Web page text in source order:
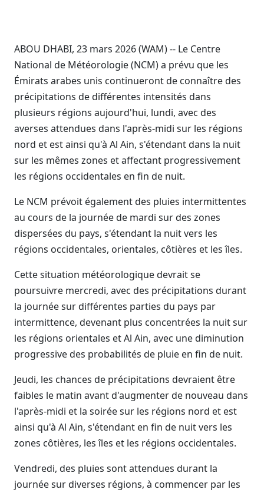
ABOU DHABI, 23 mars 2026 (WAM) -- Le Centre
National de Météorologie (NCM) a prévu que les
Émirats arabes unis continueront de connaître des
précipitations de différentes intensités dans
plusieurs régions aujourd'hui, lundi, avec des
averses attendues dans l'après-midi sur les régions
nord et est ainsi qu'à Al Ain, s'étendant dans la nuit
sur les mêmes zones et affectant progressivement
les régions occidentales en fin de nuit.
Le NCM prévoit également des pluies intermittentes
au cours de la journée de mardi sur des zones
dispersées du pays, s'étendant la nuit vers les
régions occidentales, orientales, côtières et les îles.
Cette situation météorologique devrait se
poursuivre mercredi, avec des précipitations durant
la journée sur différentes parties du pays par
intermittence, devenant plus concentrées la nuit sur
les régions orientales et Al Ain, avec une diminution
progressive des probabilités de pluie en fin de nuit.
Jeudi, les chances de précipitations devraient être
faibles le matin avant d'augmenter de nouveau dans
l'après-midi et la soirée sur les régions nord et est
ainsi qu'à Al Ain, s'étendant en fin de nuit vers les
zones côtières, les îles et les régions occidentales.
Vendredi, des pluies sont attendues durant la
journée sur diverses régions, à commencer par les